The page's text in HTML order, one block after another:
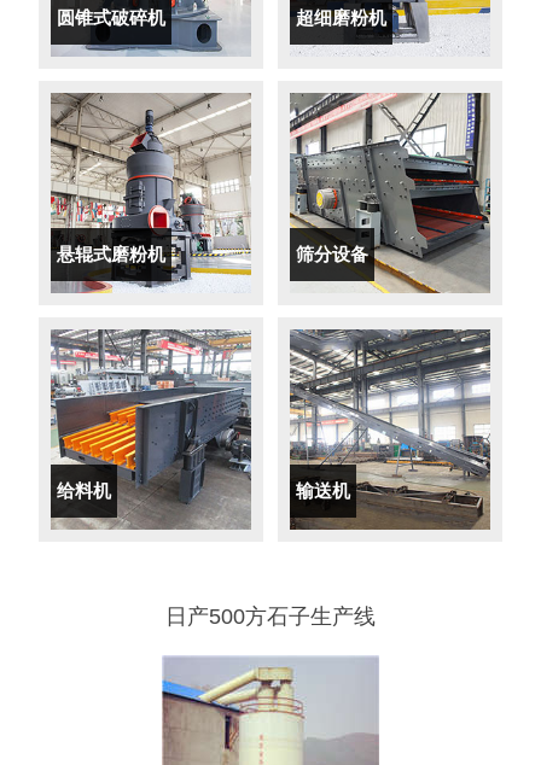
圆锥式破碎机 超细磨粉机
悬辊式磨粉机 筛分设备
给料机 输送机
日产500方石子生产线